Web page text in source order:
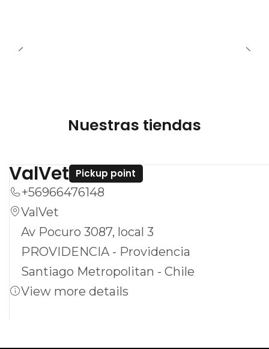
Nuestras tiendas
ValVet Pickup point
+56966476148
ValVet
Av Pocuro 3087, local 3
PROVIDENCIA - Providencia
Santiago Metropolitan - Chile
View more details